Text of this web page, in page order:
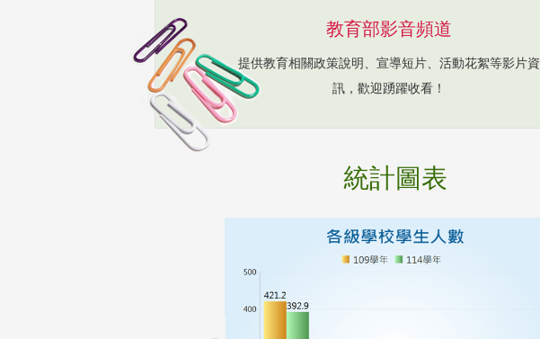
教育部影音頻道
提供教育相關政策說明、宣導短片、活動花絮等影片資
訊，歡迎踴躍收看！
統計圖表